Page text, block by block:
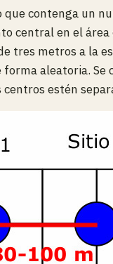
contenga un
central en el
tres metros a la
aleatoria.
estén